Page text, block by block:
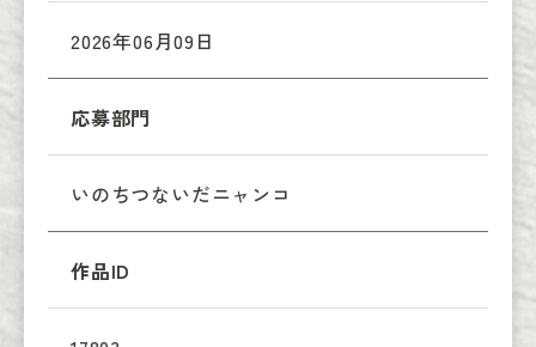
2026年06月09日
応募部門
いのちつないだニャンコ
作品ID